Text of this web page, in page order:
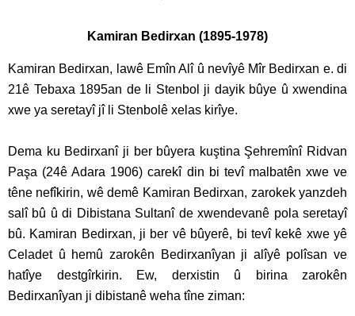
Kamiran Bedirxan (1895-1978)
Kamiran Bedirxan, lawê Emîn Alî û nevîyê Mîr Bedirxan e. di
21ê Tebaxa 1895an de li Stenbol ji dayik bûye û xwendina
xwe ya seretayî jî li Stenbolê xelas kirîye.
Dema ku Bedirxanî ji ber bûyera kuştina Şehremînî Ridvan
Paşa (24ê Adara 1906) carekî din bi tevî malbatên xwe ve
têne nefîkirin, wê demê Kamiran Bedirxan, zarokek yanzdeh
salî bû û di Dibistana Sultanî de xwendevanê pola seretayî
bû. Kamiran Bedirxan, ji ber vê bûyerê, bi tevî kekê xwe yê
Celadet û hemû zarokên Bedirxanîyan ji alîyê polîsan ve
hatîye destgîrkirin. Ew, derxistin û birina zarokên
Bedirxanîyan ji dibistanê weha tîne ziman: